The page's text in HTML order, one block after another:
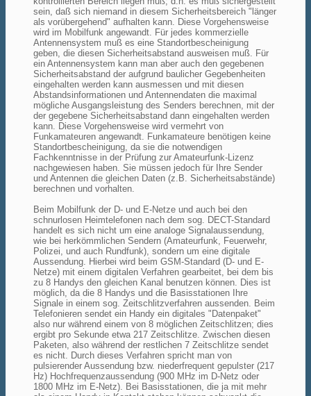
sein, daß sich niemand in diesem Sicherheitsbereich "länger
als vorübergehend" aufhalten kann. Diese Vorgehensweise
wird im Mobilfunk angewandt. Für jedes kommerzielle
Antennensystem muß es eine Standortbescheinigung
geben, die diesen Sicherheitsabstand ausweisen muß. Für
ein Antennensystem kann man aber auch den gegebenen
Sicherheitsabstand der aufgrund baulicher Gegebenheiten
eingehalten werden kann ausmessen und mit diesen
Abstandsinformationen und Antennendaten die maximal
mögliche Ausgangsleistung des Senders berechnen, mit der
der gegebene Sicherheitsabstand dann eingehalten werden
kann. Diese Vorgehensweise wird vermehrt von
Funkamateuren angewandt. Funkamateure benötigen keine
Standortbescheinigung, da sie die notwendigen
Fachkenntnisse in der Prüfung zur Amateurfunk-Lizenz
nachgewiesen haben. Sie müssen jedoch für Ihre Sender
und Antennen die gleichen Daten (z.B. Sicherheitsabstände)
berechnen und vorhalten.
Beim Mobilfunk der D- und E-Netze und auch bei den
schnurlosen Heimtelefonen nach dem sog. DECT-Standard
handelt es sich nicht um eine analoge Signalaussendung,
wie bei herkömmlichen Sendern (Amateurfunk, Feuerwehr,
Polizei, und auch Rundfunk), sondern um eine digitale
Aussendung. Hierbei wird beim GSM-Standard (D- und E-
Netze) mit einem digitalen Verfahren gearbeitet, bei dem bis
zu 8 Handys den gleichen Kanal benutzen können. Dies ist
möglich, da die 8 Handys und die Basisstationen Ihre
Signale in einem sog. Zeitschlitzverfahren aussenden. Beim
Telefonieren sendet ein Handy ein digitales "Datenpaket"
also nur während einem von 8 möglichen Zeitschlitzen; dies
ergibt pro Sekunde etwa 217 Zeitschlitze. Zwischen diesen
Paketen, also während der restlichen 7 Zeitschlitze sendet
es nicht. Durch dieses Verfahren spricht man von
pulsierender Aussendung bzw. niederfrequent gepulster (217
Hz) Hochfrequenzaussendung (900 MHz im D-Netz oder
1800 MHz im E-Netz). Bei Basisstationen, die ja mit mehr